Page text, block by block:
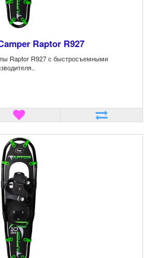
Raptor R927
Raptor R927 с быстросъемными